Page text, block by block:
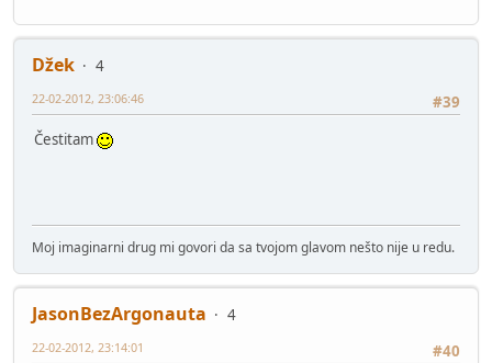
Džek
4
#39
22-02-2012, 23:06:46
Čestitam
Moj imaginarni drug mi govori da sa tvojom glavom nešto nije u redu.
JasonBezArgonauta
4
#40
22-02-2012, 23:14:01